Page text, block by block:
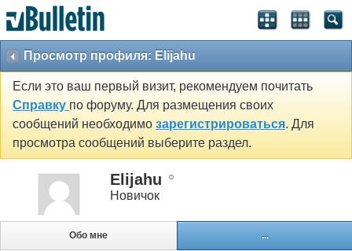
Просмотр профиля: Elijahu
Если это ваш первый визит, рекомендуем почитать
Справку по форуму. Для размещения своих
сообщений необходимо зарегистрироваться. Для
просмотра сообщений выберите раздел.
Elijahu
Новичок
Обо мне ...